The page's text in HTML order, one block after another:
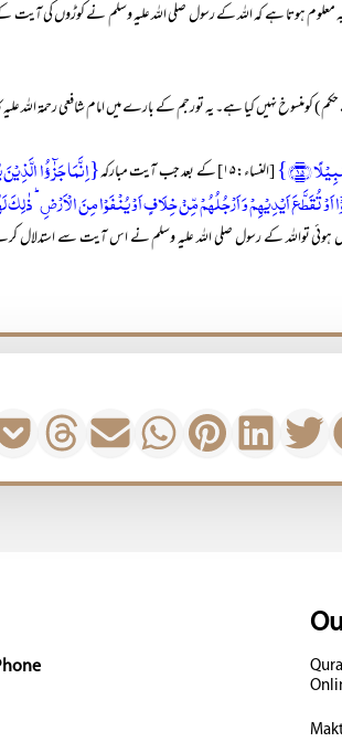
ہوتا ہے کہ اللہ کے رسول صلی اللہ علیہ وسلم نے کوڑوں کی آیت
نہیں کیا ہے۔ یہ تورجم کے بارے میں امام شافعی رحمۃ اللہ
﴿۱۵﴾} [النساء:۱۵] کے بعد جب آیت مبارکہ
{اِنَّمَا جَزٰٓؤُا
تُقَطَّعَ اَیۡدِیۡہِمۡ وَ اَرۡجُلُہُمۡ مِّنۡ خِلَافٍ اَوۡ یُنۡفَوۡا مِنَ الۡاَرۡضِ ؕ ذٰلِکَ